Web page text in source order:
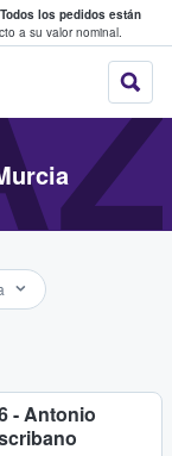
Todos los pedidos están
a su valor nominal.
- Antonio